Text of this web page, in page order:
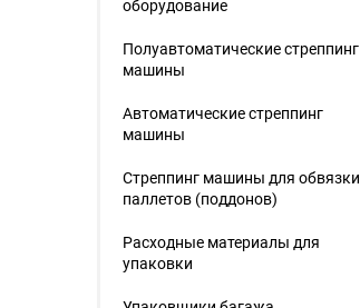
оборудование
Полуавтоматические стреппинг
машины
Автоматические стреппинг
машины
Стреппинг машины для обвязки
паллетов (поддонов)
Расходные материалы для
упаковки